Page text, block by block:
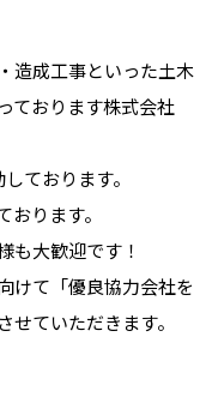
造成工事といった土木
ております株式会社
ております。
ります。
も大歓迎です！
けて「優良協力会社を
ていただきます。